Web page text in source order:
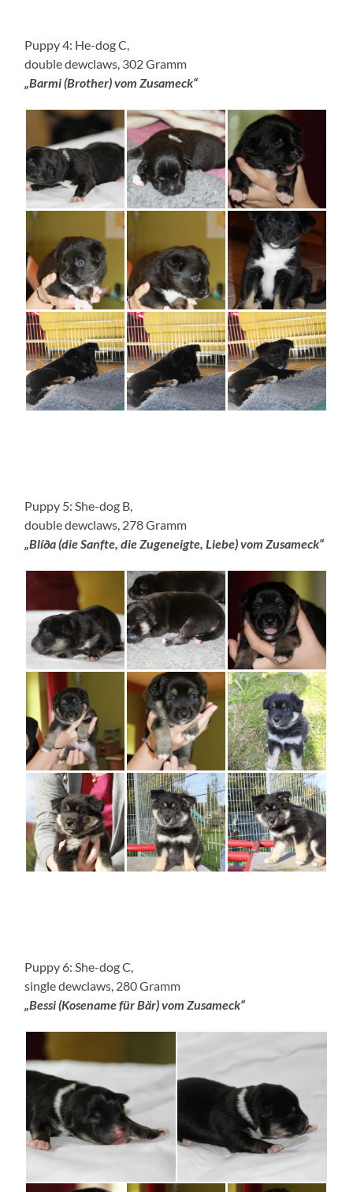
Puppy 4: He-dog C,
double dewclaws, 302 Gramm
„Barmi (Brother) vom Zusameck“
Puppy 5: She-dog B,
double dewclaws, 278 Gramm
„Blíða (die Sanfte, die Zugeneigte, Liebe) vom Zusameck“
Puppy 6: She-dog C,
single dewclaws, 280 Gramm
„Bessi (Kosename für Bär) vom Zusameck“